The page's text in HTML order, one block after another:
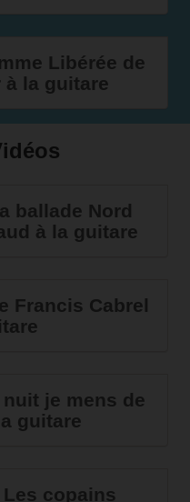
Libérée de
à la guitare
ballade Nord
à la guitare
Francis Cabrel
je mens de
guitare
copains